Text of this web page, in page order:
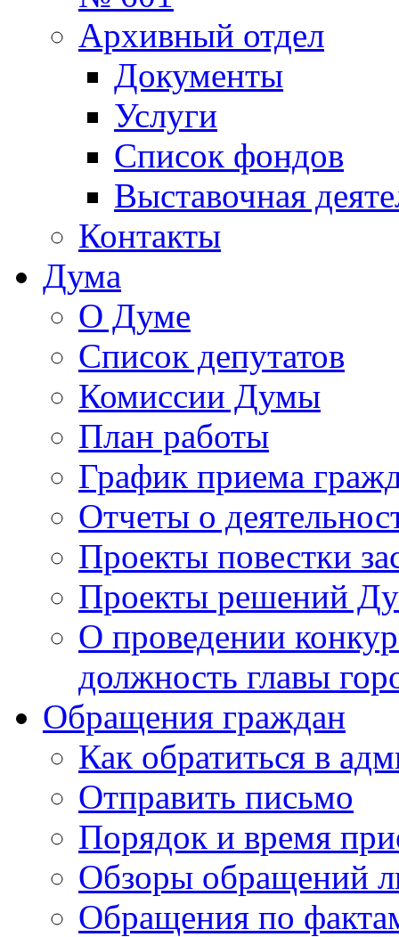
Архивный отдел
Документы
Услуги
Список фондов
Выставочная
Контакты
Дума
О Думе
Список депутатов
Комиссии Думы
План работы
График приема
Отчеты о
Проекты повестки
Проекты решений
О проведении
должность главы
Обращения граждан
Как обратиться в
Отправить письмо
Порядок и время
Обзоры обращений
Обращения по